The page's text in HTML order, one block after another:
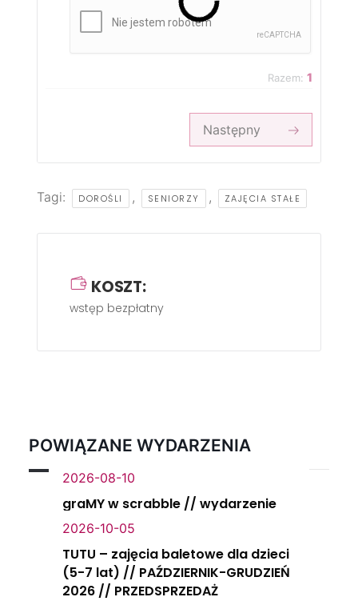
Razem: 1
Następny
Tagi: DOROŚLI , SENIORZY , ZAJĘCIA STAŁE
KOSZT:
wstęp bezpłatny
POWIĄZANE WYDARZENIA
2026-08-10
graMY w scrabble // wydarzenie
2026-10-05
TUTU – zajęcia baletowe dla dzieci
(5-7 lat) // PAŹDZIERNIK-GRUDZIEŃ
2026 // PRZEDSPRZEDAŻ